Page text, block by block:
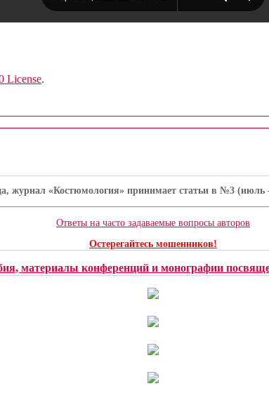
License.
журнал «Костюмология» принимает статьи в №3 (июль
Ответы на часто задаваемые вопросы авторов
Остерегайтесь мошенников!
материалы конференций и монографии